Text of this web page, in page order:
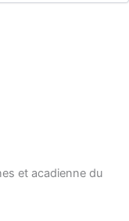
et acadienne du